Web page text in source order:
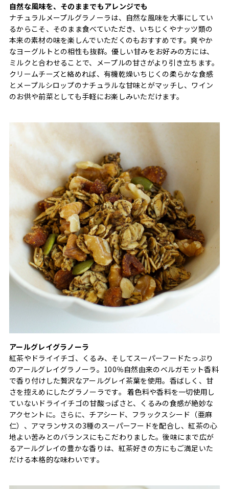
自然な風味を、そのままでもアレンジでも
ナチュラルメープルグラノーラは、自然な風味を大事にしてい
るからこそ、そのまま食べていただき、いちじくやナッツ類の
本来の素材の味を楽しんでいただくのもおすすめです。爽やか
なヨーグルトとの相性も抜群。優しい甘みをお好みの方には、
ミルクと合わせることで、メープルの甘さがより引き立ちます。
クリームチーズと絡めれば、有機乾燥いちじくの柔らかな食感
とメープルシロップのナチュラルな甘味とがマッチし、ワイン
のお供や前菜としても手軽にお楽しみいただけます。
アールグレイグラノーラ
紅茶やドライイチゴ、くるみ、そしてスーパーフードたっぷり
のアールグレイグラノーラ。100％自然由来のベルガモット香料
で香り付けした贅沢なアールグレイ茶葉を使用。香ばしく、甘
さを控えめにしたグラノーラです。 着色料や香料を一切使用し
ていないドライイチゴの甘酸っぱさと、くるみの食感が絶妙な
アクセントに。さらに、チアシード、フラックスシード（亜麻
仁）、アマランサスの3種のスーパーフードを配合し、紅茶の心
地よい苦みとのバランスにもこだわりました。後味にまで広が
るアールグレイの豊かな香りは、紅茶好きの方にもご満足いた
だける本格的な味わいです。